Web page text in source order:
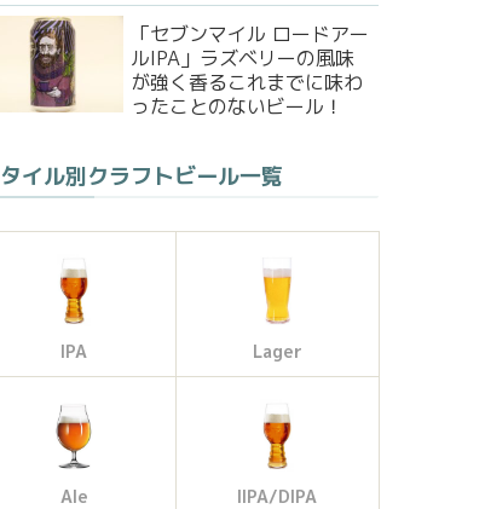
「セブンマイル ロードアー
ルIPA」ラズベリーの風味
が強く香るこれまでに味わ
ったことのないビール！
イル別クラフトビール一覧
IPA Lager
Ale IIPA/DIPA